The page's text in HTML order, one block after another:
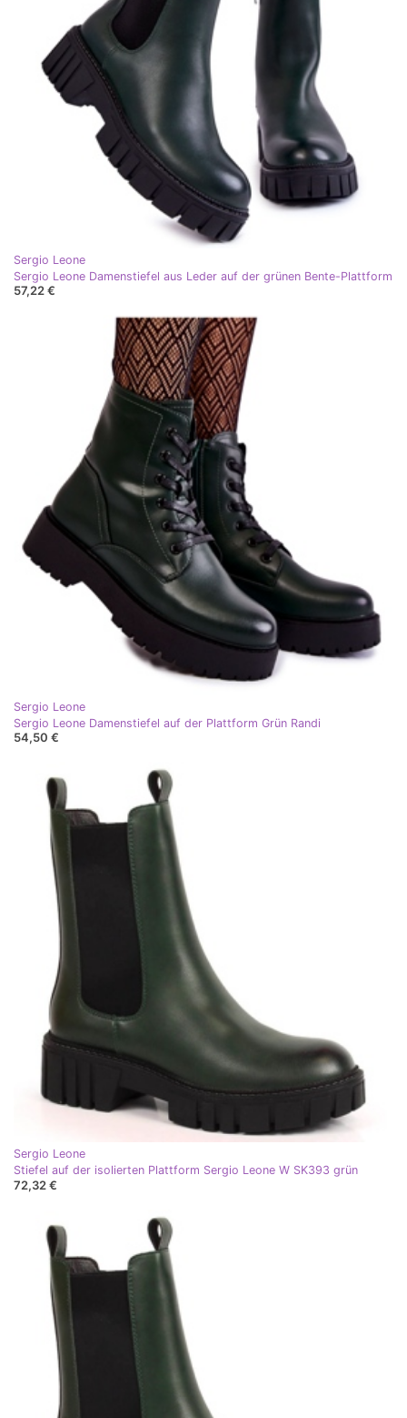
Sergio Leone
Sergio Leone Damenstiefel aus Leder auf der grünen Bente-Plattform
57,22 €
Sergio Leone
Sergio Leone Damenstiefel auf der Plattform Grün Randi
54,50 €
Sergio Leone
Stiefel auf der isolierten Plattform Sergio Leone W SK393 grün
72,32 €